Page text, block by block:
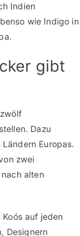
Indien
wie Indigo in
gibt
Dazu
Europas.
zwei
alten
auf jeden
Designern